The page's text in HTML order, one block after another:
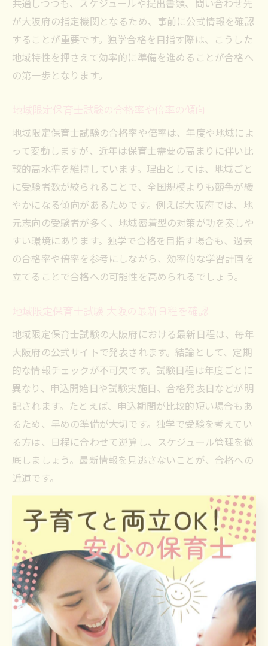
共通しつつも、スケジュールや提出書類、問い合わせ先
が大阪府の指定機関となるため、事前に公式情報を確認
することが重要です。独学合格を目指す際は、こうした
地域特性を押さえて効率的に準備を進めることが合格へ
の第一歩となります。
地域限定保育士試験の合格率や倍率の傾向
地域限定保育士試験の合格率や倍率は、年度や地域によ
って変動しますが、近年は保育士需要の高まりに伴い比
較的高水準を維持しています。理由としては、地域ごと
に受験者数が絞られることで、全国規模よりも競争が緩
やかになる傾向があるためです。例えば大阪府では、地
元志向の受験者が多く、地域密着型の対策が功を奏しや
すい環境にあります。独学で合格を目指す場合も、過去
の合格率や倍率を参考にしながら、効率的な学習計画を
立てることで合格への可能性を高められるでしょう。
地域限定保育士試験 大阪の最新日程を確認
地域限定保育士試験の大阪府における最新日程は、毎年
大阪府の公式サイトで発表されます。結論として、定期
的な情報チェックが不可欠です。試験日程は年度ごとに
異なり、申込開始日や試験実施日、合格発表日などが明
記されます。たとえば、申込期間が比較的短い場合もあ
るため、早めの準備が大切です。独学で受験を考えてい
る方は、日程に合わせて逆算し、スケジュール管理を徹
底しましょう。最新情報を見逃さないことが、合格への
近道です。
吹田市で受けられる地域限定試験の詳細情報
吹田市で受験可能な地域限定保育士試験は、大阪府の指
定会場で行われます。ポイントとして、会場の場所やア
クセス、必要な持ち物など、事前確認が合格対策の基本
です。理由は、会場ごとに受付方法や注意事項が異なる
場合があるためです。例えば、公共交通機関を利用しや
すい立地が多いですが、集合時間や持参書類のミスで受
験できないケースも見受けられます。公式案内を確認